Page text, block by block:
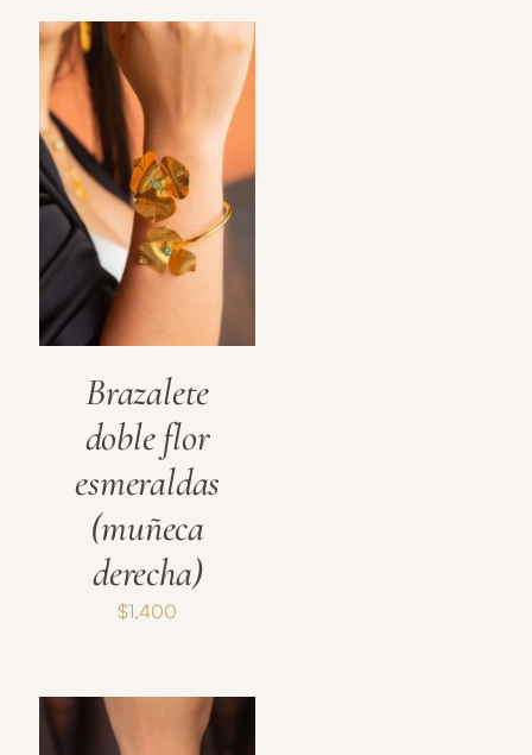
Brazalete
doble flor
esmeraldas
(muñeca
derecha)
$1,400